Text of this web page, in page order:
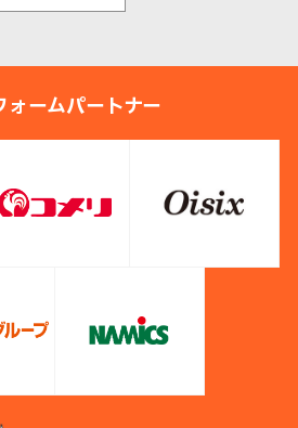
ォームパートナー